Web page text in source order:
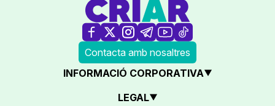
Contacta amb nosaltres
INFORMACIÓ CORPORATIVA
LEGAL